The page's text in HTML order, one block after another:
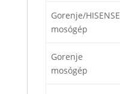
Gorenje/HISENSE
mosógép
Gorenje
mosógép